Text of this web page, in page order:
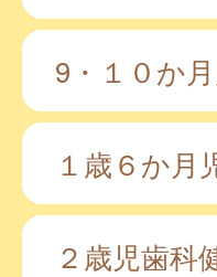
9・１０か
１歳６か月
２歳児歯科